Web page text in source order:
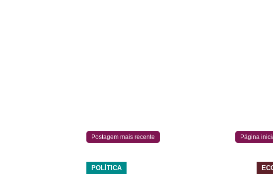
Postagem mais recente Página
POLÍTICA